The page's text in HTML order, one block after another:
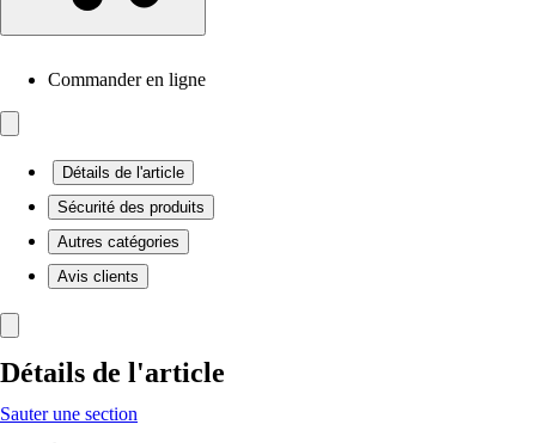
Commander en ligne
Détails de l'article
Sécurité des produits
Autres catégories
Avis clients
Détails de l'article
Sauter une section